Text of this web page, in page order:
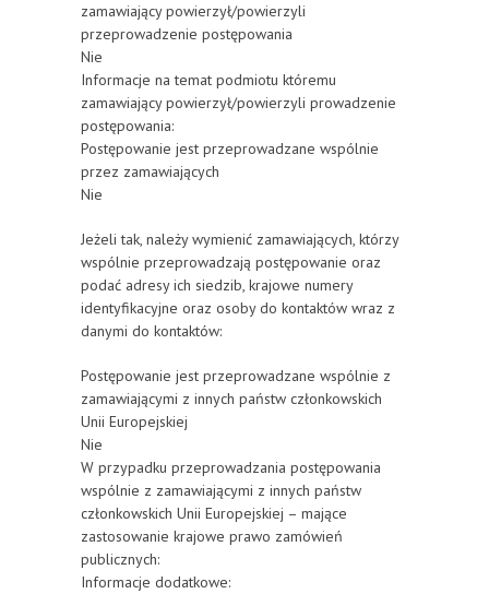
zamawiający powierzył/powierzyli
przeprowadzenie postępowania
Nie
Informacje na temat podmiotu któremu
zamawiający powierzył/powierzyli prowadzenie
postępowania:
Postępowanie jest przeprowadzane wspólnie
przez zamawiających
Nie
Jeżeli tak, należy wymienić zamawiających, którzy
wspólnie przeprowadzają postępowanie oraz
podać adresy ich siedzib, krajowe numery
identyfikacyjne oraz osoby do kontaktów wraz z
danymi do kontaktów:
Postępowanie jest przeprowadzane wspólnie z
zamawiającymi z innych państw członkowskich
Unii Europejskiej
Nie
W przypadku przeprowadzania postępowania
wspólnie z zamawiającymi z innych państw
członkowskich Unii Europejskiej – mające
zastosowanie krajowe prawo zamówień
publicznych:
Informacje dodatkowe: